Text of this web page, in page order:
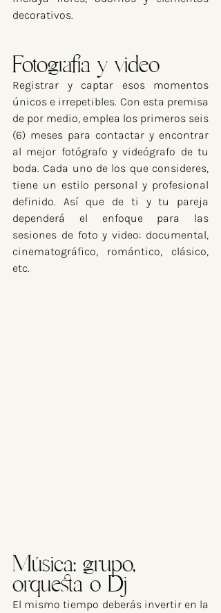
decorativos.
Fotografía y video
Registrar y captar esos momentos
únicos e irrepetibles. Con esta premisa
de por medio, emplea los primeros seis
(6) meses para contactar y encontrar
al mejor fotógrafo y videógrafo de tu
boda. Cada uno de los que consideres,
tiene un estilo personal y profesional
definido. Así que de ti y tu pareja
dependerá el enfoque para las
sesiones de foto y video: documental,
cinematográfico, romántico, clásico,
etc.
Música: grupo,
orquesta o Dj
El mismo tiempo deberás invertir en la